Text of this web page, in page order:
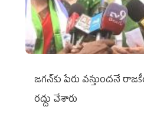
జగన్‌కు పేరు వస్తుందనే
రద్దు చేశారు